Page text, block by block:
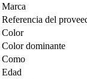
Marca
Referencia del
Color
Color dominante
Como
Edad